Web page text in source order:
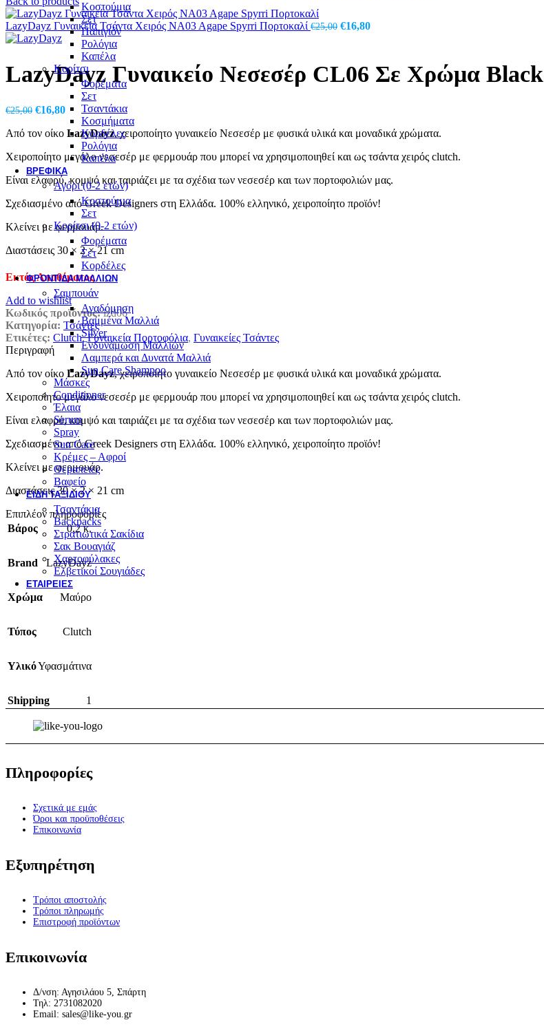
Κοστούμια
Σετ
Παπιγιόν
Ρολόγια
Καπέλα
Κορίτσι
Φορέματα
Σετ
Τσαντάκια
Κοσμήματα
Κορδέλες
Ρολόγια
Καπέλα
ΒΡΕΦΙΚΆ
Αγόρι (0-2 ετών)
Κοστούμια
Σετ
Κορίτσι (0-2 ετών)
Φορέματα
Σετ
Κορδέλες
ΦΡΟΝΤΙΔΑ ΜΑΛΛΙΩΝ
Σαμπουάν
Αναδόμηση
Βαμμένα Μαλλιά
Silver
Ενδυνάμωση Μαλλιών
Λαμπερά και Δυνατά Μαλλιά
Sun Care Shampoo
Μάσκες
Conditioner
Έλαια
Serum
Spray
Sun Care
Κρέμες – Αφροί
Θεραπειες
Βαφείο
ΕΊΔΗ ΤΑΞΙΔΙΟΎ
Τσαντάκια
Backpacks
Στρατιωτικά Σακίδια
Σακ Βουαγιάζ
Χαρτοφύλακες
Ελβετικοί Σουγιάδες
ΕΤΑΙΡΕΊΕΣ
LazyDayz Γυναικεία Τσάντα Χειρός NA03 Agape Spyrri Πορτοκαλί €25,00 Original
€16,80Η
€16,80.
LazyDayz Γυναικείο Νεσεσέρ CL06 Σε Χρώμα Black
€25,00 Original
was:
€16,80Η
τρέχουσα
τιμή
είναι:
€16,80.
Από τον οίκο LazyDayz, χειροποίητο γυναικείο Νεσεσέρ με φυσικά υλικά και μοναδικά χρώματα.
Χειροποίητο μεγάλο νεσεσέρ με φερμουάρ που μπορεί να χρησιμοποιηθεί και ως τσάντα χειρός clutch.
Είναι ελαφρύ, κομψό και ταιριάζει με τα σχέδια των νεσεσέρ και των πορτοφολιών μας.
Σχεδιασμένο από Greek Designers στη Ελλάδα. 100% ελληνικό, χειροποίητο προϊόν!
Κλείνει με φερμουάρ.
Διαστάσεις 30 × 2 × 21 cm
Εκτός Αποθέματος
Add to wishlist
Κωδικός προϊόντος:lzd06
Κατηγορία: Τσάντες
Ετικέτες: Clutch, Γυναικεία Πορτοφόλια, Γυναικείες Τσάντες
Περιγραφή
Από τον οίκο LazyDayz, χειροποίητο γυναικείο Νεσεσέρ με φυσικά υλικά και μοναδικά χρώματα.
Χειροποίητο μεγάλο νεσεσέρ με φερμουάρ που μπορεί να χρησιμοποιηθεί και ως τσάντα χειρός clutch.
Είναι ελαφρύ, κομψό και ταιριάζει με τα σχέδια των νεσεσέρ και των πορτοφολιών μας.
Σχεδιασμένο από Greek Designers στη Ελλάδα. 100% ελληνικό, χειροποίητο προϊόν!
Κλείνει με φερμουάρ.
Διαστάσεις 30 × 2 × 21 cm
Επιπλέον πληροφορίες
Βάρος
0,2 κ.
Brand LazyDayz
Χρώμα Μαύρο
Τύπος Clutch
ΥλικόΥφασμάτινα
Shipping 1
Πληροφορίες
Σχετικά με εμάς
Όροι και προϋποθέσεις
Επικοινωνία
Εξυπηρέτηση
Τρόποι αποστολής
Τρόποι πληρωμής
Επιστροφή προϊόντων
Επικοινωνία
Δ/νση: Αγησιλάου 5, Σπάρτη
Τηλ: 2731082020
Email: sales@like-you.gr